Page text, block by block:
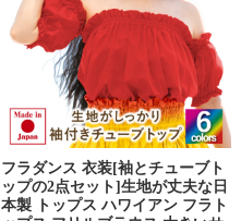
フラダンス 衣装[袖とチューブト
ップの2点セット]生地が丈夫な日
本製 トップス ハワイアン フラト